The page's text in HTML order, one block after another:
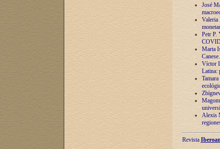
José
Valeria
Petr P.
Marta
Víctor
Latina:
Alexis
Revista